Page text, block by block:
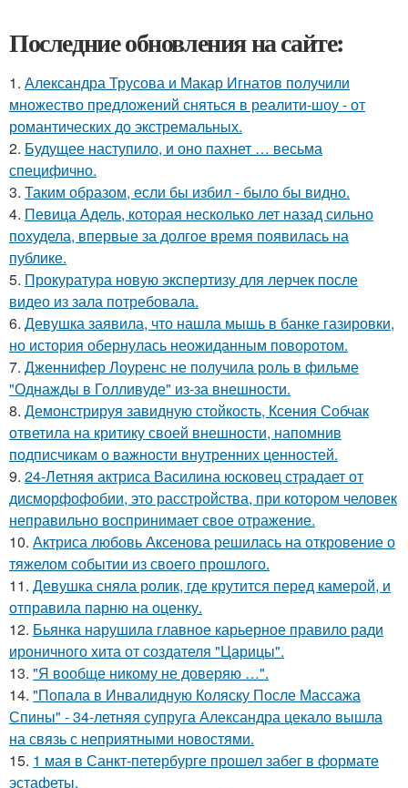
Последние обновления на сайте:
1. Александра Трусова и Макар Игнатов получили
множество предложений сняться в реалити-шоу - от
романтических до экстремальных.
2. Будущее наступило, и оно пахнет … весьма
специфично.
3. Таким образом, если бы избил - было бы видно.
4. Певица Адель, которая несколько лет назад сильно
похудела, впервые за долгое время появилась на
публике.
5. Прокуратура новую экспертизу для лерчек после
видео из зала потребовала.
6. Девушка заявила, что нашла мышь в банке газировки,
но история обернулась неожиданным поворотом.
7. Дженнифер Лоуренс не получила роль в фильме
"Однажды в Голливуде" из-за внешности.
8. Демонстрируя завидную стойкость, Ксения Собчак
ответила на критику своей внешности, напомнив
подписчикам о важности внутренних ценностей.
9. 24-Летняя актриса Василина юсковец страдает от
дисморфофобии, это расстройства, при котором человек
неправильно воспринимает свое отражение.
10. Актриса любовь Аксенова решилась на откровение о
тяжелом событии из своего прошлого.
11. Девушка сняла ролик, где крутится перед камерой, и
отправила парню на оценку.
12. Бьянка нарушила главное карьерное правило ради
ироничного хита от создателя "Царицы".
13. "Я вообще никому не доверяю …".
14. "Попала в Инвалидную Коляску После Массажа
Спины" - 34-летняя супруга Александра цекало вышла
на связь с неприятными новостями.
15. 1 мая в Санкт-петербурге прошел забег в формате
эстафеты.